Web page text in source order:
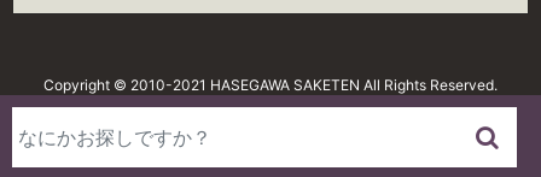
Copyright © 2010-2021 HASEGAWA SAKETEN All Rights Reserved.